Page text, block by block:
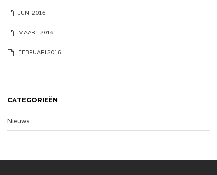
JUNI 2016
MAART 2016
FEBRUARI 2016
CATEGORIEËN
Nieuws